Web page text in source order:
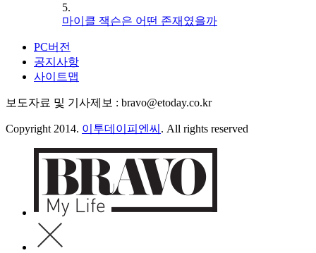
5.
마이클 잭슨은 어떤 존재였을까
PC버전
공지사항
사이트맵
보도자료 및 기사제보 : bravo@etoday.co.kr
Copyright 2014. 이투데이피엔씨 . All rights reserved